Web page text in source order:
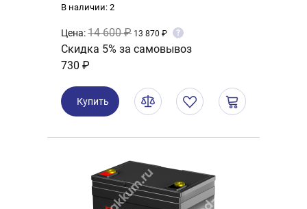
В наличии: 2
Цена:14 600 ₽ 13 870 ₽ ?
Скидка 5% за самовывоз
730 ₽
Купить